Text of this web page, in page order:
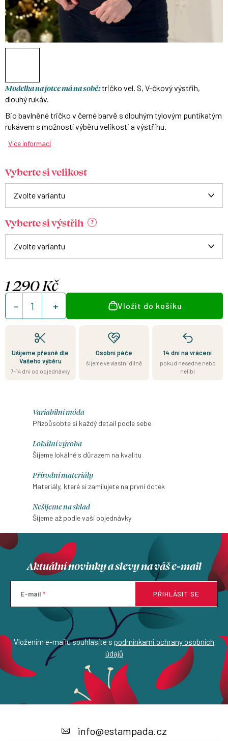
Modelka na fotce má na sobě:tričko vel. S, V-čkový výstřih,
dlouhý rukáv.
Bio bavlněné tričko v černé barvě s dlouhým tylovým puntíkatým
rukávem s možností výběru velikosti a výstřihu.
Více informací
Vyberte si velikost
Vyberte si výstřih ?
1 290 Kč
Měrná
cena:
Vložit do košíku
Ušijeme přesně dle
Vašeho výběru
7–14 dní od objednávky
Osobní péče
šijeme ve vlastní dílně
14 dní na vrácení
pokud nesedne nebo
nelíbí
Variabilní móda
Přizpůsobte si každý detail podle sebe
Lokální výroba
Šijeme lokálně s důrazem na kvalitu
Přírodní materiály
Materiály, které si zamilujete na první dotek
Nešijeme na sklad
Šijeme až podle vaší objednávky
Aktuální novinky a slevy na váš e-mail
E-mail
Vložením e-mailu souhlasíte s podmínkami ochrany osobních
údajů
PŘIHLÁSIT SE
info@estampada.cz